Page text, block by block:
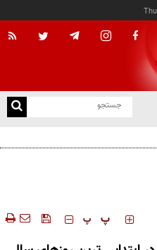
را بپذیرید و به تعهدات خود عمل کنید
‍‍‍ پ پ